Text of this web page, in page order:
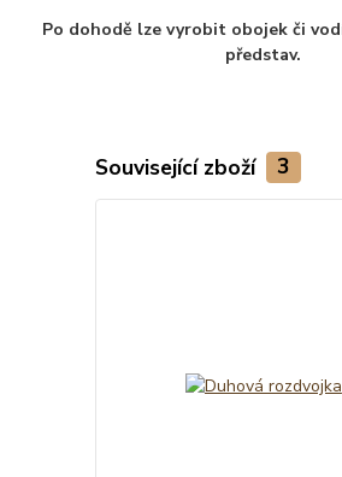
Po dohodě lze vyrobit obojek či
představ.
Související zboží 3